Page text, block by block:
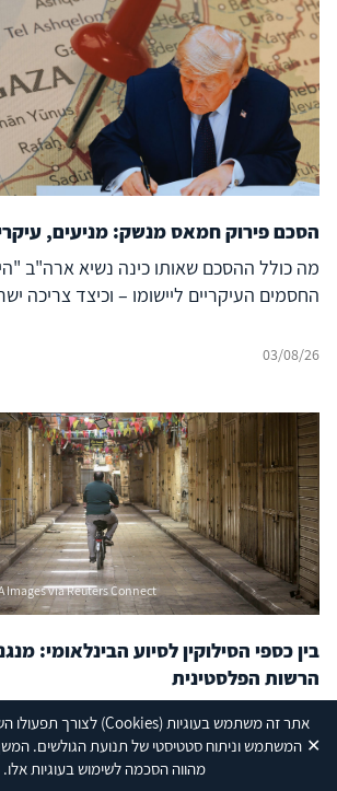
אתר זה משתמש בעוגיות(Cookies) לצורך תפעולו
המשתמש וניתוח סטטיסטי של תנועת הגולשים.
מהווה הסכמה לשימוש בעוגיות אלו.
✕
הסכם פירוק חמאס מנשק: מניעים,
מה כולל ההסכם שאותו כינה נשיא ארה"ב
החסמים העיקריים ליישומו – וכיצד צריכה
03/08/26
Images via Reuters Connect
בין כספי הסילוקין לסיוע הבינלאומי:
הרשות הפלסטינית
כיצד מצליחה הרשות לשרוד כלכלית חרף
שספגה הכלכלה הפלסטינית מאז תחילת